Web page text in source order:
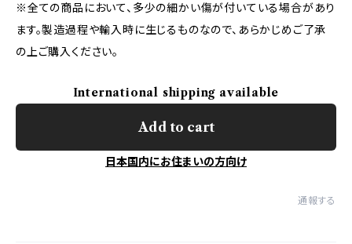
※全ての商品において、多少の細かい傷が付いている場合があり
ます。製造過程や輸入時に生じるものなので、あらかじめご了承
の上ご購入ください。
International shipping available
Add to cart
日本国内にお住まいの方向け
通報する